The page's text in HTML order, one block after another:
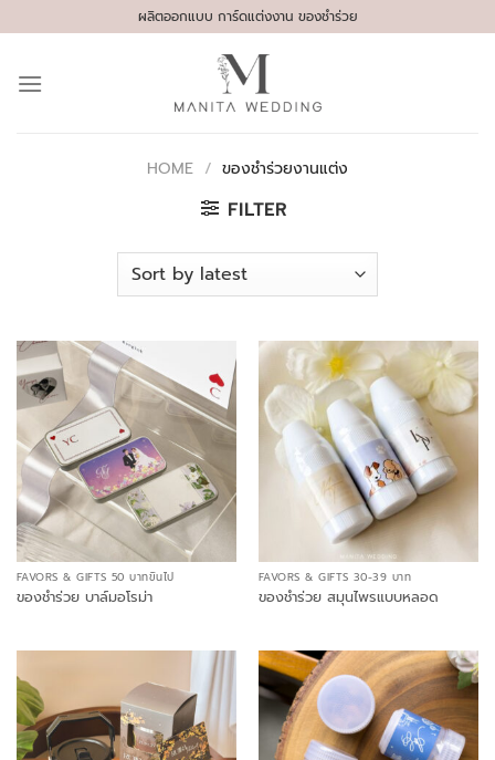
to
ผลิตออกแบบ การ์ดแต่งงาน ของชำร่วย
HOME / ของชำร่วยงานแต่ง
FILTER
FAVORS & GIFTS 50 บาทขึ้นไป
ของชำร่วย บาล์มอโรม่า
FAVORS & GIFTS 30-39 บาท
ของชำร่วย สมุนไพรแบบหลอด